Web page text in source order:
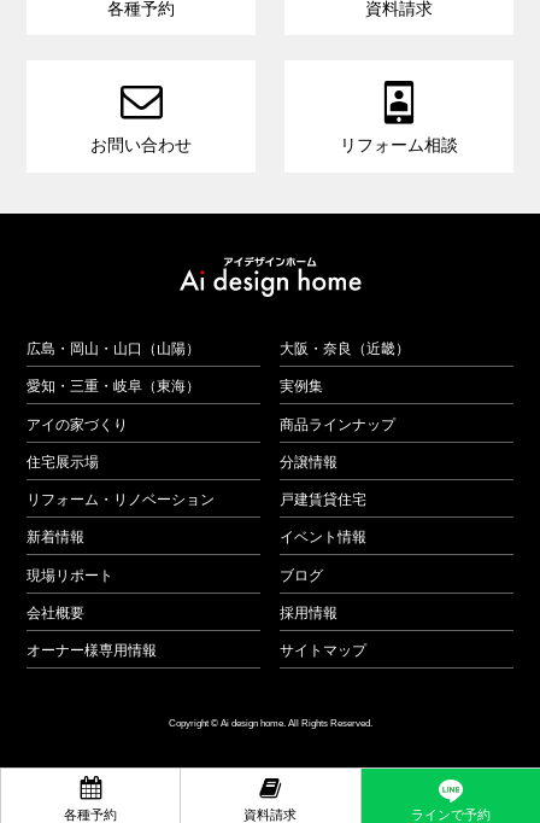

各種予約

資料請求 ラインで予約
各種予約 資料請求

お問い合わせ

リフォーム相談
広島・岡山・山口（山陽） 大阪・奈良（近畿）
愛知・三重・岐阜（東海） 実例集
アイの家づくり 商品ラインナップ
住宅展示場 分譲情報
リフォーム・リノベーション 戸建賃貸住宅
新着情報 イベント情報
現場リポート ブログ
会社概要 採用情報
オーナー様専用情報 サイトマップ
Copyright © Ai design home. All Rights Reserved.